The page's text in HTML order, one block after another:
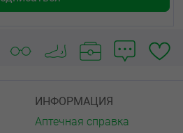
ИНФОРМАЦИЯ
Аптечная справка